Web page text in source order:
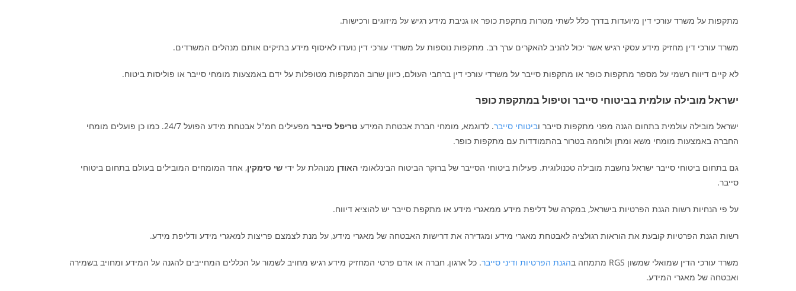
מתקפות על משרד עורכי דין מיועדות בדרך כלל לשתי מטרות מתקפת כופר או גניבת מידע רגיש על מיזוגים ורכישות.
משרד עורכי דין מחזיק מידע עסקי רגיש אשר יכול להניב להאקרים ערך רב. מתקפות נוספות על משרדי עורכי דין נועדו לאיסוף מידע בתיקים אותם מנהלים המשרדים.
לא קיים דיווח רשמי על מספר מתקפות כופר או מתקפות סייבר על משרדי עורכי דין ברחבי העולם, כיוון שרוב המתקפות מטופלות על ידם באמצעות מומחי סייבר או פוליסות ביטוח.
ישראל מובילה עולמית בביטוחי סייבר וטיפול במתקפת כופר
ישראל מובילה עולמית בתחום הגנה מפני מתקפות סייבר וביטוחי סייבר. לדוגמא, מומחי חברת אבטחת המידע טריפל סייבר
מפעילים חמ"ל אבטחת מידע הפועל 24/7. כמו כן פועלים מומחי
החברה באמצעות מומחי משא ומתן ולוחמה בטרור בהתמודדות עם מתקפות כופר.
גם בתחום ביטוחי סייבר ישראל נחשבת מובילה טכנולוגית. פעילות ביטוחי הסייבר של ברוקר הביטוח הבינלאומיהאודן מנוהלת על ידישי סימקין, אחד המומחים המובילים בעולם בתחום ביטוחי
סייבר.
על פי הנחיות רשות הגנת הפרטיות בישראל, במקרה של דליפת מידע ממאגרי מידע או מתקפת סייבר יש להוציא דיווח.
רשות הגנת הפרטיות קובעת את הוראות רגולציה לאבטחת מאגרי מידע ומגדירה את דרישות האבטחה של מאגרי מידע, על מנת לצמצם פריצות למאגרי מידע ודליפת מידע.
משרד עורכי הדין שמואלי שמשון RGS מתמחה ב הגנת הפרטיות ודיני סייבר. כל ארגון, חברה או אדם פרטי המחזיק מידע רגיש מחויב לשמור על הכללים המחייבים להגנה על המידע ומחויב בשמירה
ואבטחה של מאגרי המידע.